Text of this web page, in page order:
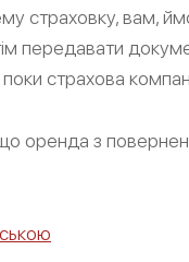
страховку, вам,
передавати
страхова
оренда з